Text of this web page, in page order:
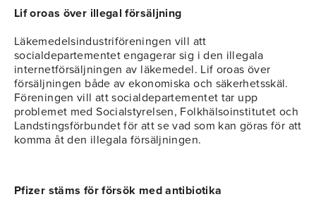
Lif oroas över illegal försäljning
Läkemedelsindustriföreningen vill att
socialdepartementet engagerar sig i den illegala
internetförsäljningen av läkemedel. Lif oroas över
försäljningen både av ekonomiska och säkerhetsskäl.
Föreningen vill att socialdepartementet tar upp
problemet med Socialstyrelsen, Folkhälsoinstitutet och
Landstingsförbundet för att se vad som kan göras för att
komma åt den illegala försäljningen.
Pfizer stäms för försök med antibiotika